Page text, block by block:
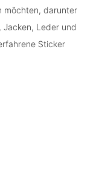
möchten, darunter
Jacken, Leder und
Sticker